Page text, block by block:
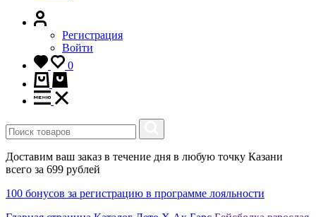
Регистрация
Войти
0
Доставим ваш заказ в течение дня в любую точку Казани
всего за 699 рублей
100 бонусов за регистрацию в программе лояльности